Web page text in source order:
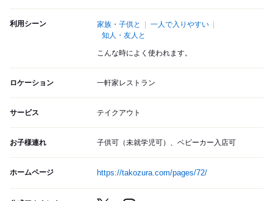
利用シーン 家族・子供と
一人で入りやすい
知人・友人と
こんな時によく使われます。
ロケーション 一軒家レストラン
サービス テイクアウト
お子様連れ 子供可（未就学児可）、ベビーカー入店可
ホームページ https://takozura.com/pages/72/